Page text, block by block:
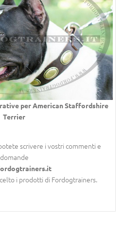
perAmerican Staffordshire
Terrier
scrivere i vostri commenti e
domande
i prodotti di Fordogtrainers.